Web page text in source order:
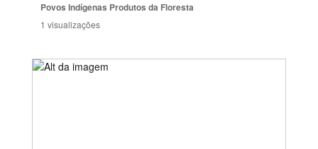
Povos Indígenas Produtos da Floresta
1 visualizações